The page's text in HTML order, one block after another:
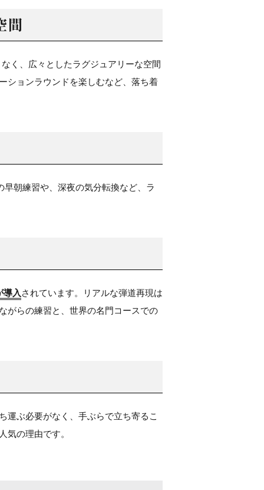
間
く、広々としたラグジュアリーな空間
ションラウンドを楽しむなど、落ち着
早朝練習や、深夜の気分転換など、ラ
導入 されています。リアルな弾道再現は
がらの練習と、世界の名門コースでの
運ぶ必要がなく、手ぶらで立ち寄るこ
気の理由です。